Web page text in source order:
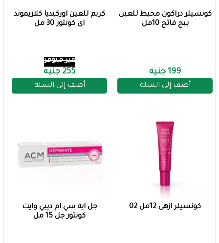
كونسيلر دراكون محيط للعين
بيج فاتح 10مل
199 جنيه
أضف إلى السلة
كريم للعين اوركيديا كلاريموند
اى كونتور 30 مل
غير متوفر
255 جنيه
أضف إلى السلة
كونسيلر ازهى 12مل 02
جل ايه سي ام ديبي وايت
كونتور جل 15 مل